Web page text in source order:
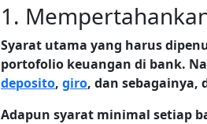
1.
Syarat utama yang harus
portofolio keuangan di bank.
deposito, giro, dan
Adapun syarat minimal setiap